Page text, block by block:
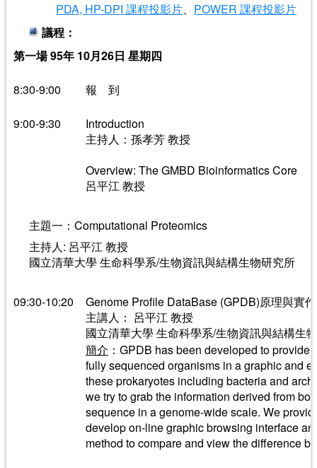
PDA, HP-DPI 課程投影片、 POWER 課程投影片
議程：
第一場 95年 10月26日 星期四
8:30-9:00 報 到
9:00-9:30
Introduction
主持人：孫孝芳 教授
Overview: The GMBD Bioinformatics Core
呂平江 教授
主題一：Computational Proteomics
主持人: 呂平江 教授
國立清華大學 生命科學系/生物資訊與結構生物研究所
09:30-10:20
Genome Profile DataBase (GPDB)原理與實作
主講人： 呂平江 教授
國立清華大學 生命科學系/生物資訊與結構生
簡介 ：GPDB has been developed to provide
fully sequenced organisms in a graphic and
these prokaryotes including bacteria and
we try to grab the information derived from
sequence in a genome-wide scale. We
develop on-line graphic browsing interface
method to compare and view the difference